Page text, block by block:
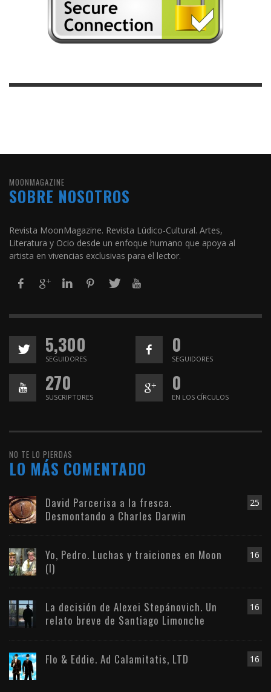
MOONMAGAZINE
SOBRE NOSOTROS
Revista MoonMagazine. Revista Lúdico-Cultural. Artes,
Literatura y Ocio desde un enfoque humano que apoya al
artista en vivencias exclusivas para el lector.
5,300
SEGUIDORES
0
SEGUIDORES
270
SUSCRIPTORES
0
EN LOS CÍRCULOS
NO TE LO PIERDAS
LO MÁS COMENTADO
25
David Parcerisa a la fresca.
Desmontando a Charles Darwin
16
Yo, Pedro. Luchas y traiciones en Moon
(I)
16
La decisión de Alexei Stepánovich. Un
relato breve de Santiago Limonche
16
Flo & Eddie. Ad Calamitatis, LTD